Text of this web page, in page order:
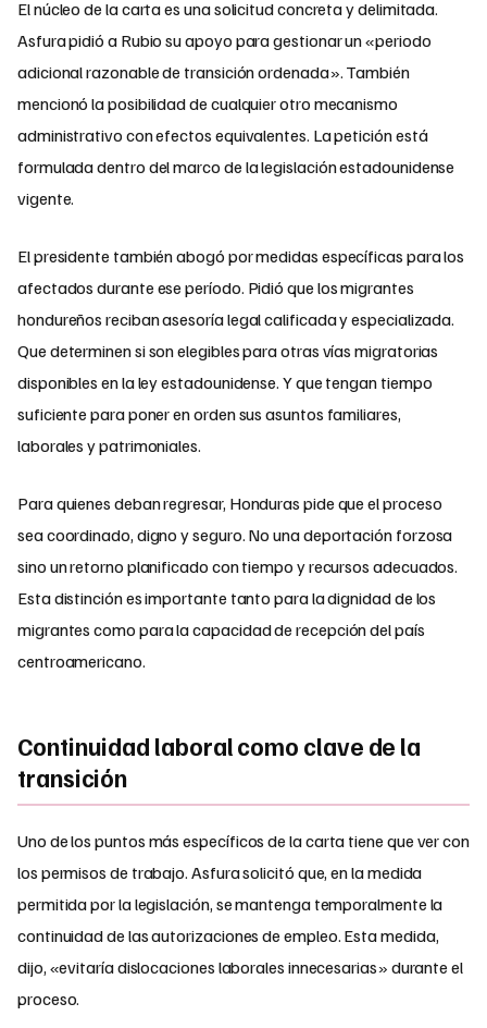
El núcleo de la carta es una solicitud concreta y delimitada.
Asfura pidió a Rubio su apoyo para gestionar un «periodo
adicional razonable de transición ordenada». También
mencionó la posibilidad de cualquier otro mecanismo
administrativo con efectos equivalentes. La petición está
formulada dentro del marco de la legislación estadounidense
vigente.
El presidente también abogó por medidas específicas para los
afectados durante ese período. Pidió que los migrantes
hondureños reciban asesoría legal calificada y especializada.
Que determinen si son elegibles para otras vías migratorias
disponibles en la ley estadounidense. Y que tengan tiempo
suficiente para poner en orden sus asuntos familiares,
laborales y patrimoniales.
Para quienes deban regresar, Honduras pide que el proceso
sea coordinado, digno y seguro. No una deportación forzosa
sino un retorno planificado con tiempo y recursos adecuados.
Esta distinción es importante tanto para la dignidad de los
migrantes como para la capacidad de recepción del país
centroamericano.
Continuidad laboral como clave de la
transición
Uno de los puntos más específicos de la carta tiene que ver con
los permisos de trabajo. Asfura solicitó que, en la medida
permitida por la legislación, se mantenga temporalmente la
continuidad de las autorizaciones de empleo. Esta medida,
dijo, «evitaría dislocaciones laborales innecesarias» durante el
proceso.